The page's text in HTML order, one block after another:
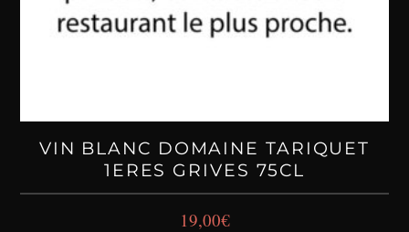
VIN BLANC DOMAINE TARIQUET
1ERES GRIVES 75CL
19,00€